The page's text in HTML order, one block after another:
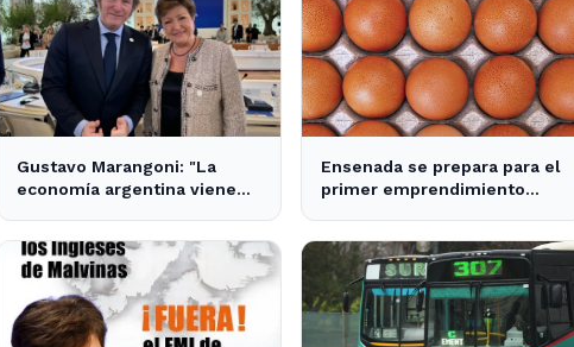
Gustavo Marangoni: "La
economía argentina viene
Xuxa" - Radio Continental
Ensenada se prepara para el
primer emprendimiento